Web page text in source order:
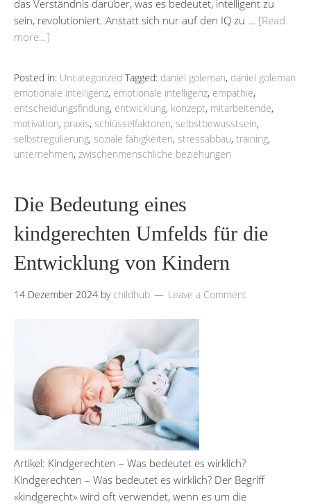
das Verständnis darüber, was es bedeutet, intelligent zu
sein, revolutioniert. Anstatt sich nur auf den IQ zu … [Read
more…]
Posted in: Uncategorized Tagged: daniel goleman, daniel goleman
emotionale intelligenz, emotionale intelligenz, empathie,
entscheidungsfindung, entwicklung, konzept, mitarbeitende,
motivation, praxis, schlüsselfaktoren, selbstbewusstsein,
selbstregulierung, soziale fähigkeiten, stressabbau, training,
unternehmen, zwischenmenschliche beziehungen
Die Bedeutung eines
kindgerechten Umfelds für die
Entwicklung von Kindern
14 Dezember 2024 by childhub Leave a Comment
Artikel: Kindgerechten – Was bedeutet es wirklich?
Kindgerechten – Was bedeutet es wirklich? Der Begriff
«kindgerecht» wird oft verwendet, wenn es um die